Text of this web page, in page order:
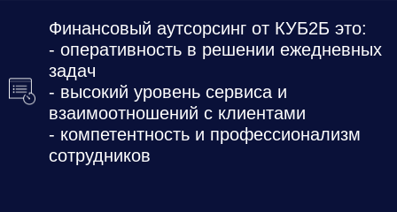
Финансовый аутсорсинг от КУБ2Б это:
- оперативность в решении ежедневных
задач
- высокий уровень сервиса и
взаимоотношений с клиентами
- компетентность и профессионализм
сотрудников